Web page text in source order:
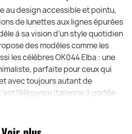
au design accessible et pointu,
de lunettes aux lignes épurées
à sa vision d’un style quotidien
des modèles comme les
les célèbres OK044 Elba : une
parfaite pour ceux qui
avec toujours autant de
l’élégance italienne à portée